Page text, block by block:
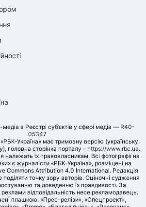
медіа в Реєстрі суб’єктів у сфері медіа — R40-
05347
Україна» має тримовну версію (українську,
головна сторінка порталу - https://www.rbc.ua.
належать їх правовласникам. Всі фотографії на
є журналісти «РБК-Україна», розміщені на
Commons Attribution 4.0 International. Редакція
точку зору авторів. Оціночні судження
та доведенню їх правдивості. За
реклами відповідальність несе рекламодавець.
плашкою: «Прес-релізи», «Спецпроект»,